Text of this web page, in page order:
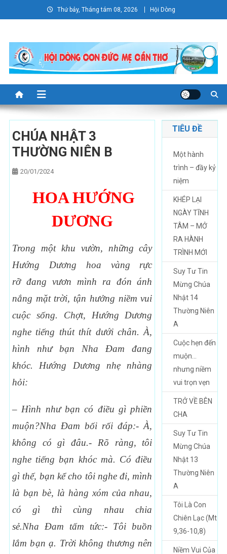
to
Thứ bảy, Tháng tám 08, 2026 Hội Dòng
CHÚA NHẬT 3
THƯỜNG NIÊN B
20/01/2024
HOA HƯỚNG
DƯƠNG
Trong một khu vườn, những cây
Hướng Dương hoa vàng rực
rỡ đang vươn mình ra đón ánh
nắng mặt trời, tận hưởng niềm vui
cuộc sống. Chợt, Hướng Dương
nghe tiếng thút thít dưới chân. À,
hình như bạn NhaĐamđang
khóc. Hướng Dương nhẹ nhàng
hỏi:
– Hình như bạn có điều gì phiền
muộn?NhaĐam bối rốiđáp:- À,
không có gìđâu.- Rõ ràng, tôi
nghe tiếng bạn khóc mà. Cóđiều
gì thế, bạn kể cho tôi ngheđi, mình
là bạn bè, là hàng xóm của nhau,
có gì thì cùng nhau chia
sẻ.NhaĐam tấm tức:- Tôi buồn
lắm bạnạ. Trời không thương nên
TIÊU ĐỀ
Một hành
trình – đầy kỷ
niệm
KHÉP LẠI
NGÀY TĨNH
TÂM – MỞ
RA HÀNH
TRÌNH MỚI
Suy Tư Tin
Mừng Chúa
Nhật 14
Thường Niên
A
Cuộc hẹn đến
muộn…
nhưng niềm
vui trọn vẹn
TRỞ VỀ BÊN
CHA
Suy Tư Tin
Mừng Chúa
Nhật 13
Thường Niên
A
Tôi Là Con
Chiên Lạc (Mt
9,36-10,8)
Niềm Vui Của